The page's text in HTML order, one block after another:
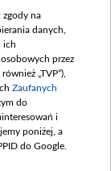
zgody na
danych,
ich
przez
„TVP”),
Zaufanych
do
i
poniżej, a
do Google.